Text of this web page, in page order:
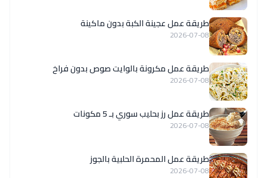
طريقة عمل عجينة الكبة بدون ماكينة
2026-07-08
طريقة عمل مكرونة بالوايت صوص بدون فراخ
2026-07-08
طريقة عمل رز بحليب سوري بـ 5 مكونات
2026-07-08
طريقة عمل المحمرة الحلبية بالجوز
2026-07-08